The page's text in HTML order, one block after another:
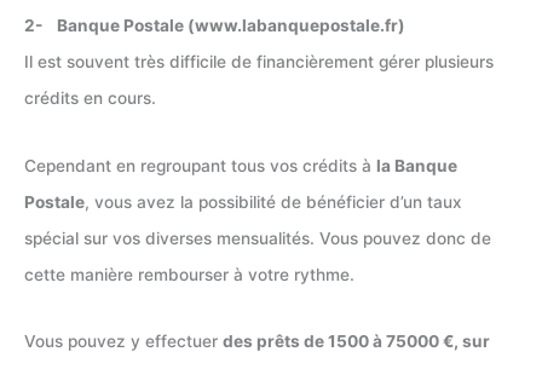
2- Banque Postale (www.labanquepostale.fr)
Il est souvent très difficile de financièrement gérer plusieurs
crédits en cours.
Cependant en regroupant tous vos crédits à la Banque
Postale, vous avez la possibilité de bénéficier d’un taux
spécial sur vos diverses mensualités. Vous pouvez donc de
cette manière rembourser à votre rythme.
Vous pouvez y effectuer des prêts de 1500 à 75000 €, sur